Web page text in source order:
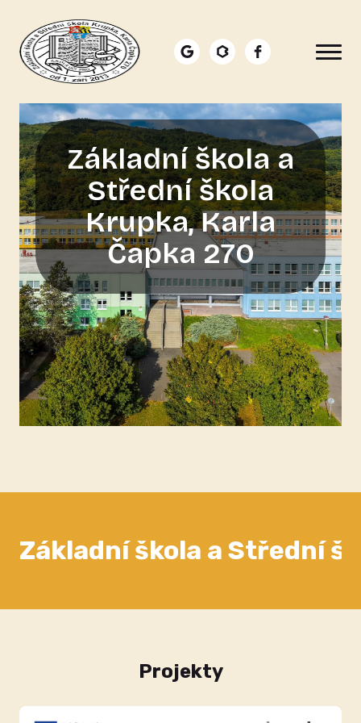
Main navigation
Základní škola a
Střední škola
Krupka, Karla
Čapka 270
Základní škola a Střední
Projekty